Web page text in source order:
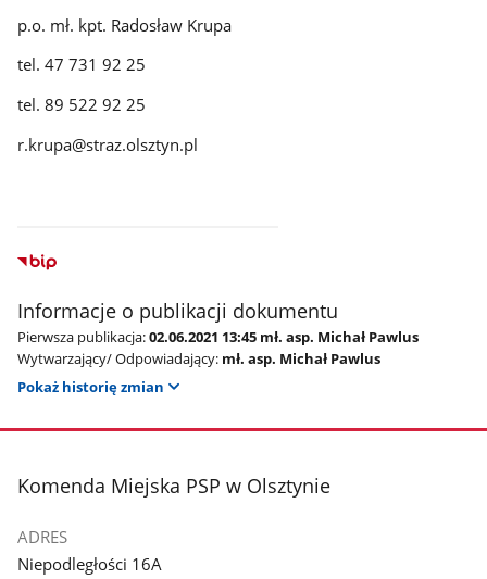
p.o. mł. kpt. Radosław Krupa
tel. 47 731 92 25
tel. 89 522 92 25
r.krupa@straz.olsztyn.pl
Informacje o publikacji dokumentu
Pierwsza publikacja:02.06.2021 13:45 mł. asp. Michał Pawlus
Wytwarzający/ Odpowiadający: mł. asp. Michał Pawlus
Pokaż historię zmian
stopka
Komenda Miejska PSP w Olsztynie
ADRES
Niepodległości 16A